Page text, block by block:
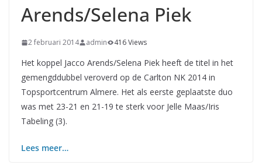
Arends/Selena Piek
2 februari 2014 admin 416 Views
Het koppel Jacco Arends/Selena Piek heeft de titel in het
gemengddubbel veroverd op de Carlton NK 2014 in
Topsportcentrum Almere. Het als eerste geplaatste duo
was met 23-21 en 21-19 te sterk voor Jelle Maas/Iris
Tabeling (3).
Lees meer…